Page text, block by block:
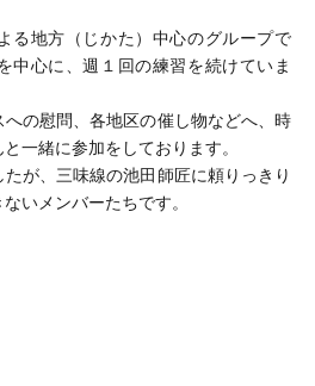
る地方（じかた）中心のグループで
中心に、週１回の練習を続けていま
の慰問、各地区の催し物などへ、時
一緒に参加をしております。
が、三味線の池田師匠に頼りっきり
いメンバーたちです。